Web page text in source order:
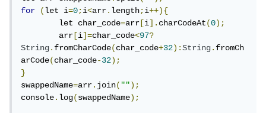
for
(let i=0;i<arr.length;i++){
  	let char_code
=arr [i].charCodeAt(0);
	arr
[i]=char_code<97?
String.fromCharCode(char_code+32):String.fromCh
arCode(char_code-32);
}
swappedName=arr.join("");
console.log(swappedName);